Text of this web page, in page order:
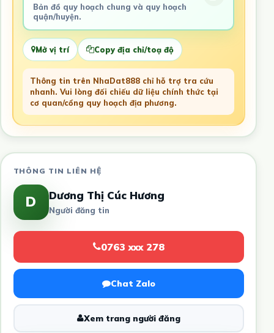
Bản đồ quy hoạch chung và quy hoạch
quận/huyện.
Mở vị trí Copy địa chỉ/toạ độ
Thông tin trên NhaDat888 chỉ hỗ trợ tra cứu
nhanh. Vui lòng đối chiếu dữ liệu chính thức tại
cơ quan/cổng quy hoạch địa phương.
THÔNG TIN LIÊN HỆ
D Dương Thị Cúc Hương
Người đăng tin
0763 xxx 278
Chat Zalo
Xem trang người đăng